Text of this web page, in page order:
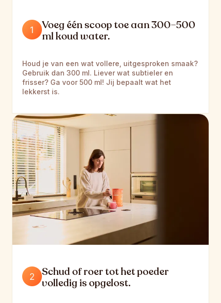
Voeg één scoop toe aan 300–500
ml koud water.
Houd je van een wat vollere, uitgesproken smaak?
Gebruik dan 300 ml. Liever wat subtieler en
frisser? Ga voor 500 ml! Jij bepaalt wat het
lekkerst is.
Schud of roer tot het poeder
volledig is opgelost.